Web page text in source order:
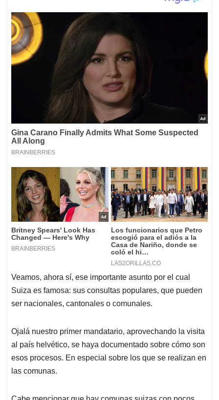
Veamos, ahora sí, ese importante asunto por el cual
Suiza es famosa: sus consultas populares, que pueden
ser nacionales, cantonales o comunales.
Ojalá nuestro primer mandatario, aprovechando la visita
al país helvético, se haya documentado sobre cómo son
esos procesos. En especial sobre los que se realizan en
las comunas.